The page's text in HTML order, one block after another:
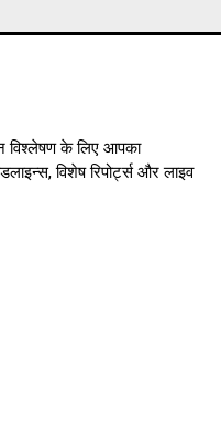
के लिए आपका
विशेष रिपोर्ट्स और लाइव